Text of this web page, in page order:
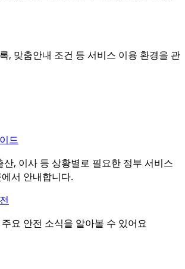
, 맞춤안내 조건 등 서비스 이용 환경을 관
드
산, 이사 등 상황별로 필요한 정부 서비스
서 안내합니다.
요 안전 소식을 알아볼 수 있어요